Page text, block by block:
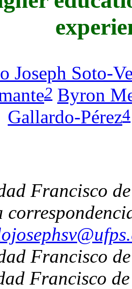
Joseph Soto-
2 Byron
Gallardo-Pérez4
Francisco
Francisco
Francisco